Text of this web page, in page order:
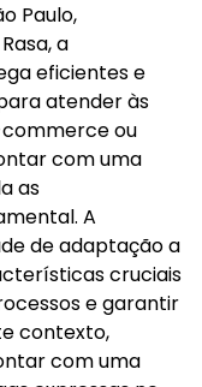
Paulo,
a
eficientes e
atender às
ou
com uma
as
A
de adaptação a
cruciais
e garantir
contexto,
com uma